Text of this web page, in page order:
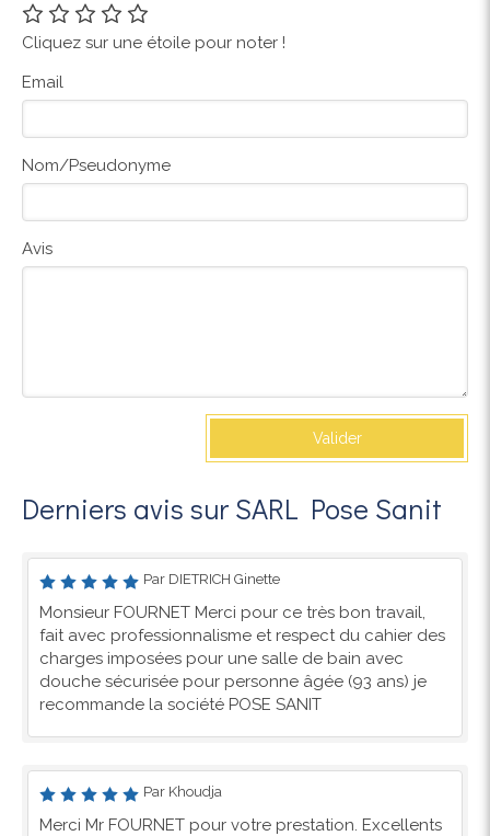
Cliquez sur une étoile pour noter !
Email
Nom/Pseudonyme
Avis
Valider
Derniers avis sur SARL Pose Sanit
Par DIETRICH Ginette
Monsieur FOURNET Merci pour ce très bon travail,
fait avec professionnalisme et respect du cahier des
charges imposées pour une salle de bain avec
douche sécurisée pour personne âgée (93 ans) je
recommande la société POSE SANIT
Par Khoudja
Merci Mr FOURNET pour votre prestation. Excellents